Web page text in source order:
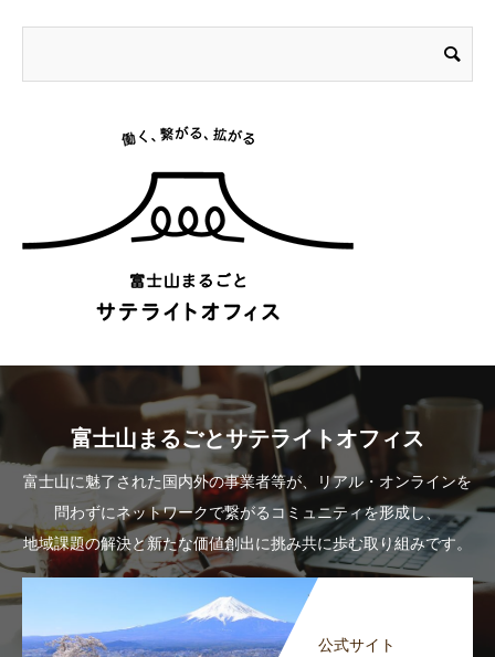
富士山まるごとサテライトオフィス
富士山に魅了された国内外の事業者等が、リアル・オンラインを
問わずにネットワークで繋がるコミュニティを形成し、
地域課題の解決と新たな価値創出に挑み共に歩む取り組みです。
公式サイト